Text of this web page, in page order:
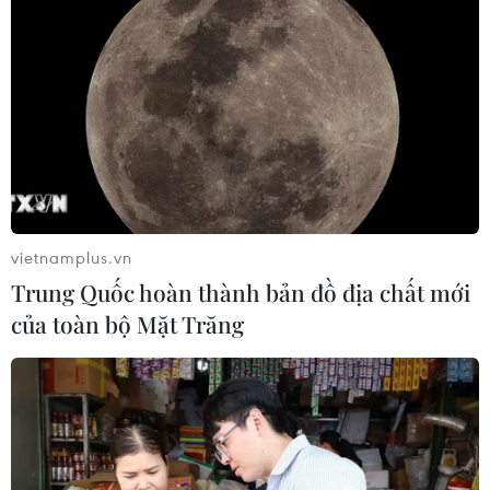
Giải pháp then chốt để Việt Nam tận dụng
tốt cơ hội từ CPTPP
09/03/2018 02:46
Hiệp định CPTPP được ký kết, các ngành hàng của Việt
Nam được mở rộng thị trường xuất khẩu sang 11 nước
vietnamplus.vn
Trung Quốc hoàn thành bản đồ địa chất mới
của toàn bộ Mặt Trăng